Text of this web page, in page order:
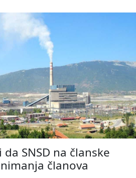
da SNSD na članske
članova